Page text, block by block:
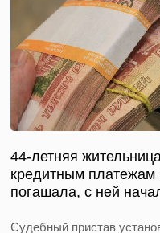
44-летняя
кредитным платежам
погашала, с ней
Судебный пристав